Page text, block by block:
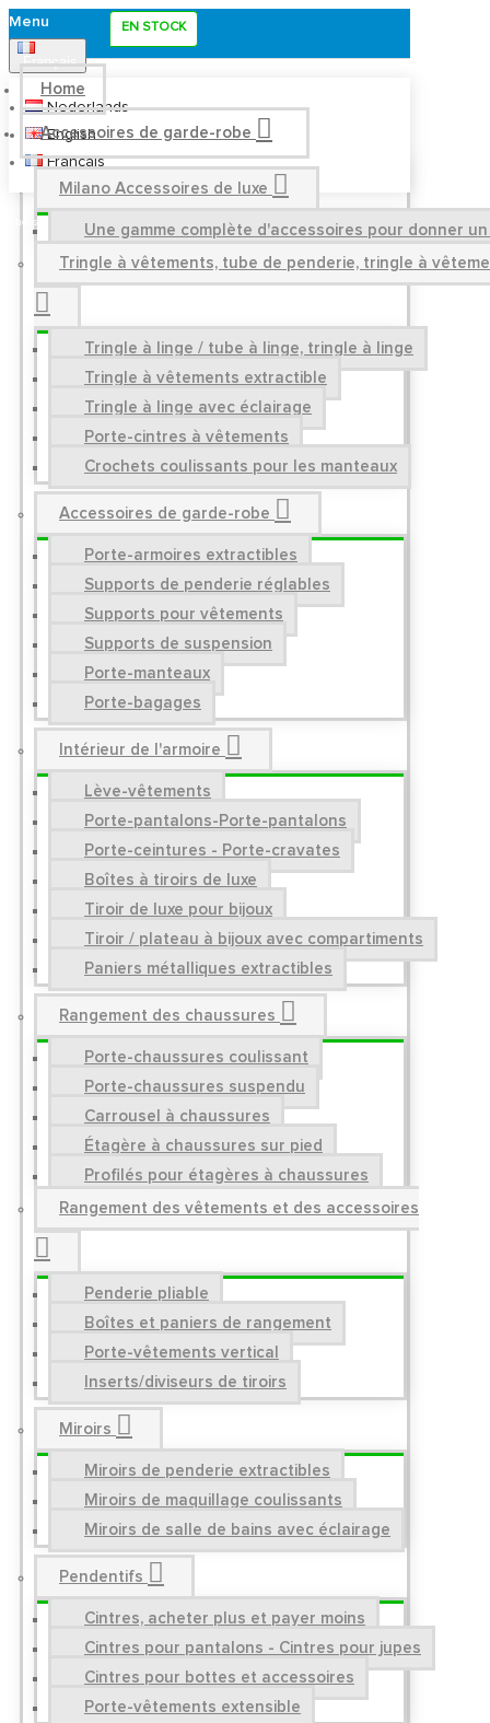
Menu
Français
Nederlands
English
Français
Home
Accessoires de garde-robe
Milano Accessoires de luxe
Une gamme complète d'accessoires pour donner
Tringle à vêtements, tube de penderie, tringle à
Tringle à linge / tube à linge, tringle à linge
Tringle à vêtements extractible
Tringle à linge avec éclairage
Porte-cintres à vêtements
Crochets coulissants pour les manteaux
Accessoires de garde-robe
Porte-armoires extractibles
Supports de penderie réglables
Supports pour vêtements
Supports de suspension
Porte-manteaux
Porte-bagages
Intérieur de l'armoire
Lève-vêtements
Porte-pantalons-Porte-pantalons
Porte-ceintures - Porte-cravates
Boîtes à tiroirs de luxe
Tiroir de luxe pour bijoux
Tiroir / plateau à bijoux avec compartiments
Paniers métalliques extractibles
Rangement des chaussures
Porte-chaussures coulissant
Porte-chaussures suspendu
Carrousel à chaussures
Étagère à chaussures sur pied
Profilés pour étagères à chaussures
Rangement des vêtements et des accessoires
Penderie pliable
Boîtes et paniers de rangement
Porte-vêtements vertical
Inserts/diviseurs de tiroirs
Miroirs
Miroirs de penderie extractibles
Miroirs de maquillage coulissants
Miroirs de salle de bains avec éclairage
Pendentifs
Cintres, acheter plus et payer moins
Cintres pour pantalons - Cintres pour jupes
Cintres pour bottes et accessoires
Porte-vêtements extensible
EN STOCK